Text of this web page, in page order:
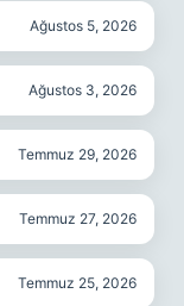
Ağustos 5, 2026
Ağustos 3, 2026
Temmuz 29, 2026
Temmuz 27, 2026
Temmuz 25, 2026